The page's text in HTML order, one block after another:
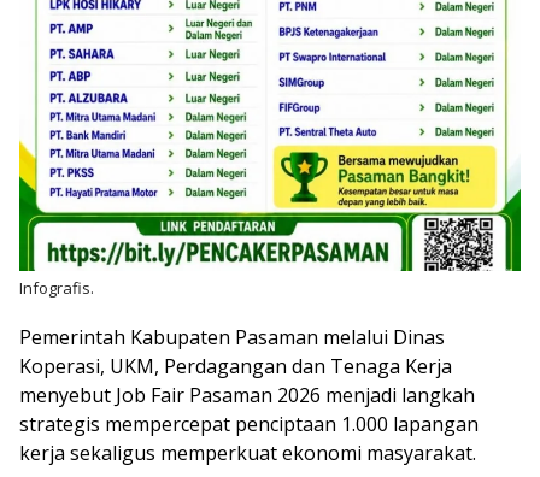
Infografis.
Pemerintah Kabupaten Pasaman melalui Dinas
Koperasi, UKM, Perdagangan dan Tenaga Kerja
menyebut Job Fair Pasaman 2026 menjadi langkah
strategis mempercepat penciptaan 1.000 lapangan
kerja sekaligus memperkuat ekonomi masyarakat.